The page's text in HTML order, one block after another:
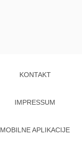
KONTAKT
IMPRESSUM
MOBILNE APLIKACIJE